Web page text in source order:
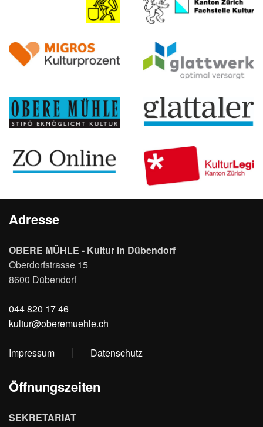
Adresse
OBERE MÜHLE - Kultur in Dübendorf
Oberdorfstrasse 15
8600 Dübendorf
044 820 17 46
kultur@oberemuehle.ch
Impressum Datenschutz
Öffnungszeiten
SEKRETARIAT